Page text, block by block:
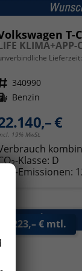
T-
KLIMA+APP-
Fahrzeugnr. 340990
Kraftstoff Benzin
€
19% MwSt.
2-Klasse: D
-Emissionen:
ab 223,– € mtl.